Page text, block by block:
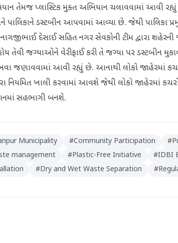
તેમજ પ્લાસ્ટિક મુક્ત અભિયાન ચલાવવામાં આવી
ડસ્ટબીન આપવામાં આવ્યા છે. જેથી પાલિકા
દેસાઈ સહિત નગર સેવકોની ટીમ દ્વારા
તેવી જગ્યાઓને વેરીફાઈ કરી તે જગ્યા પર ડસ્ટબીન
જણાવવામાં આવી રહ્યું છે. આનાથી લોકો જાહેરમાં
નિયમિત ખાલી કરવામાં આવશે જેથી લોકો જાહેરમાં
સહભાગી બનશે.
Municipality #Community Participation #
management #Plastic-Free Initiative #IDBI
#Dry and Wet Waste Separation #